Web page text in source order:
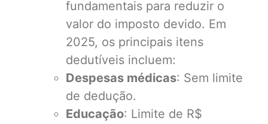
fundamentais para reduzir o
valor do imposto devido. Em
2025, os principais itens
dedutíveis incluem:
Despesas médicas: Sem limite
de dedução.
Educação: Limite de R$